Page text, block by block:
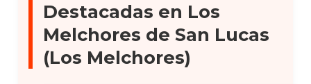
Destacadas en Los
Melchores de San Lucas
(Los Melchores)